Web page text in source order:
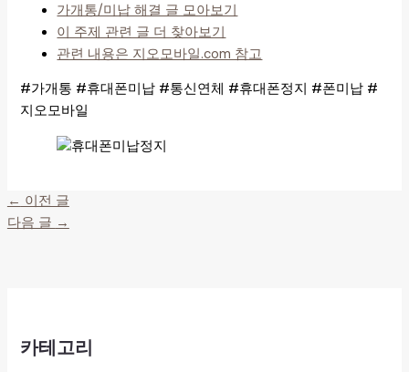
가개통/미납 해결 글 모아보기
이 주제 관련 글 더 찾아보기
관련 내용은 지오모바일.com 참고
#가개통 #휴대폰미납 #통신연체 #휴대폰정지 #폰미납 #
지오모바일
← 이전 글
다음 글 →
카테고리